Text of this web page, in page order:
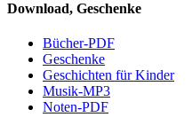
Download, Geschenke
Bücher-PDF
Geschenke
Geschichten für Kinder
Musik-MP3
Noten-PDF